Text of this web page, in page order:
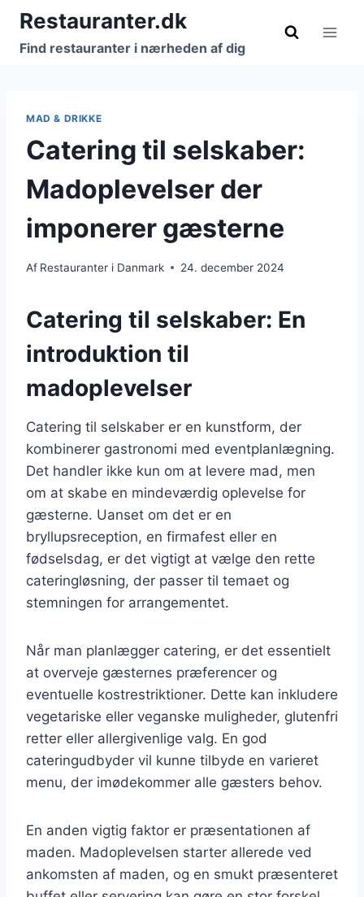
Fortsæt
indhold
Restauranter.dk
Find restauranter i nærheden af dig
MAD & DRIKKE
Catering til selskaber:
Madoplevelser der
imponerer gæsterne
Af Restauranter i Danmark 24. december 2024
Catering til selskaber: En
introduktion til
madoplevelser
Catering til selskaber er en kunstform, der
kombinerer gastronomi med eventplanlægning.
Det handler ikke kun om at levere mad, men
om at skabe en mindeværdig oplevelse for
gæsterne. Uanset om det er en
bryllupsreception, en firmafest eller en
fødselsdag, er det vigtigt at vælge den rette
cateringløsning, der passer til temaet og
stemningen for arrangementet.
Når man planlægger catering, er det essentielt
at overveje gæsternes præferencer og
eventuelle kostrestriktioner. Dette kan inkludere
vegetariske eller veganske muligheder, glutenfri
retter eller allergivenlige valg. En god
cateringudbyder vil kunne tilbyde en varieret
menu, der imødekommer alle gæsters behov.
En anden vigtig faktor er præsentationen af
maden. Madoplevelsen starter allerede ved
ankomsten af maden, og en smukt præsenteret